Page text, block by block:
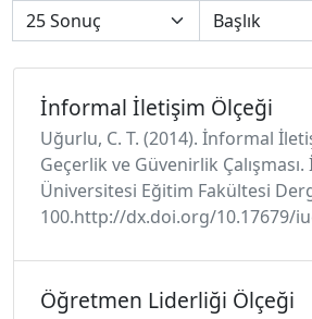
İnformal İletişim Ölçeği
Uğurlu, C. T. (2014). İnformal
Geçerlik ve Güvenirlik
Üniversitesi Eğitim Fakültesi
100.http://dx.doi.org/10.17679/
Öğretmen Liderliği Ölçeği